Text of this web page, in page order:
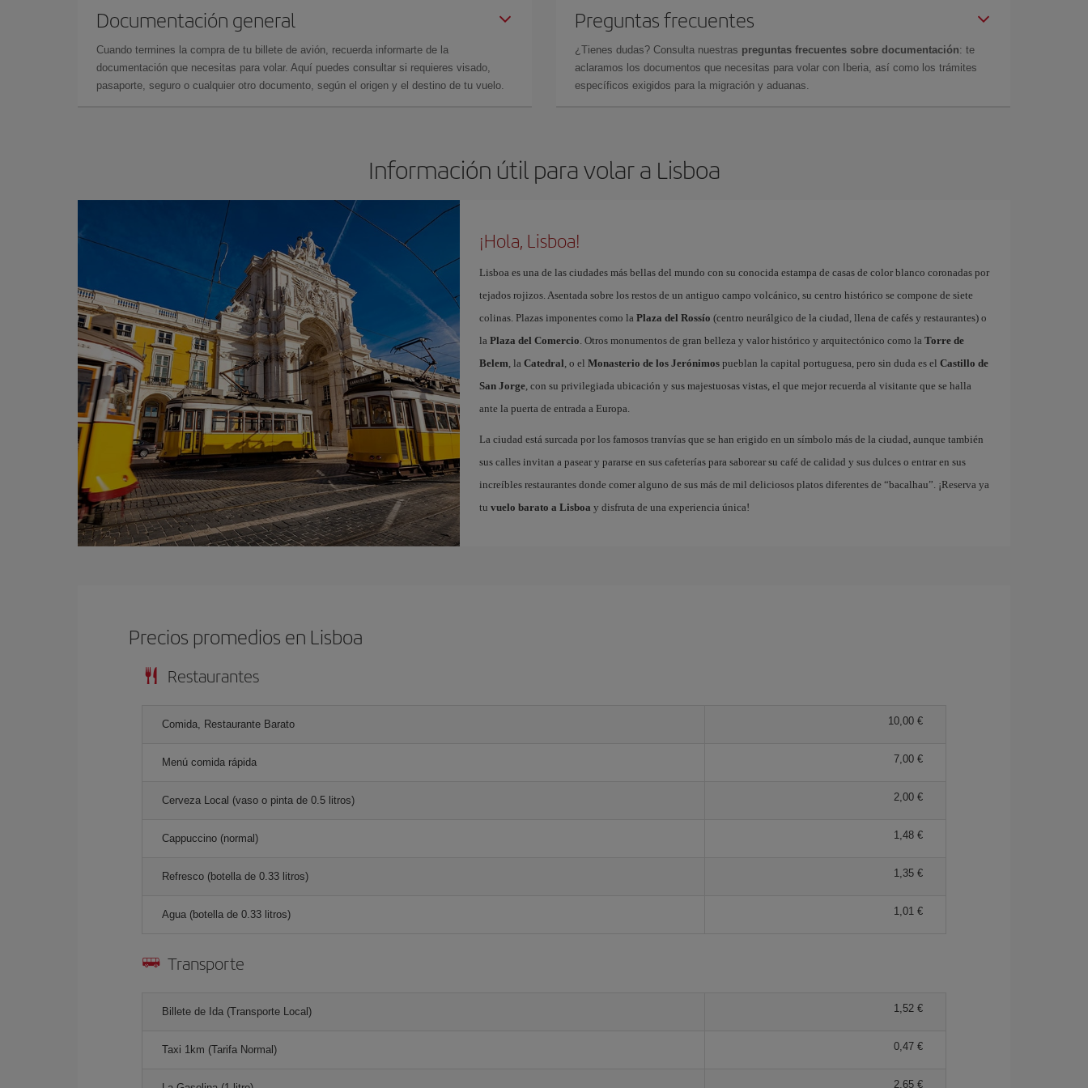
Documentación general
Cuando termines la compra de tu billete de avión, recuerda informarte de la
documentación que necesitas para volar. Aquí puedes consultar si requieres visado,
pasaporte, seguro o cualquier otro documento, según el origen y el destino de tu vuelo.
Preguntas frecuentes
¿Tienes dudas? Consulta nuestras preguntas frecuentes sobre documentación: te
aclaramos los documentos que necesitas para volar con Iberia, así como los trámites
específicos exigidos para la migración y aduanas.
Información útil para volar a Lisboa
¡Hola, Lisboa!
Lisboa es una de las ciudades más bellas del mundo con su conocida estampa de casas de color blanco coronadas por
tejados rojizos. Asentada sobre los restos de un antiguo campo volcánico, su centro histórico se compone de siete
colinas. Plazas imponentes como la Plaza del Rossío (centro neurálgico de la ciudad, llena de cafés y restaurantes) o
la Plaza del Comercio. Otros monumentos de gran belleza y valor histórico y arquitectónico como la Torre de
Belem, la Catedral, o el Monasterio de los Jerónimospueblan la capital portuguesa, pero sin duda es el Castillo de
San Jorge, con su privilegiada ubicación y sus majestuosas vistas, el que mejor recuerda al visitante que se halla
ante la puerta de entrada a Europa.
La ciudad está surcada por los famosos tranvías que se han erigido en un símbolo más de la ciudad, aunque también
sus calles invitan a pasear y pararse en sus cafeterías para saborear su café de calidad y sus dulces o entrar en sus
increíbles restaurantes donde comer alguno de sus más de mil deliciosos platos diferentes de “bacalhau”. ¡Reserva ya
tu vuelo barato a Lisboa y disfruta de una experiencia única!
Precios promedios en Lisboa
Restaurantes
Comida, Restaurante Barato 10,00 €
Menú comida rápida 7,00 €
Cerveza Local (vaso o pinta de 0.5 litros) 2,00 €
Cappuccino (normal) 1,48 €
Refresco (botella de 0.33 litros) 1,35 €
Agua (botella de 0.33 litros) 1,01 €
Transporte
Billete de Ida (Transporte Local) 1,52 €
Taxi 1km (Tarifa Normal) 0,47 €
2,65 €